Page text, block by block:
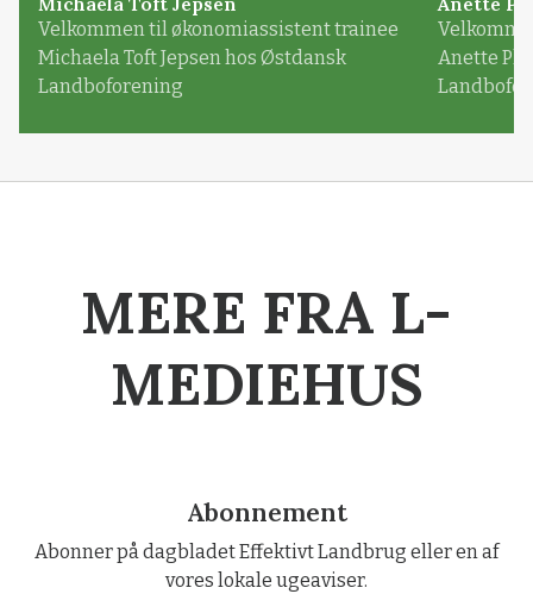
Velkommen til økonomiassistent trainee
Michaela Toft Jepsen hos Østdansk
Landboforening
Anette
MERE FRA L-
MEDIEHUS
Abonnement
Abonner på dagbladet Effektivt Landbrug eller en af
vores lokale ugeaviser.